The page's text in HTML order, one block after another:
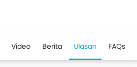
Video Berita Ulasan FAQs